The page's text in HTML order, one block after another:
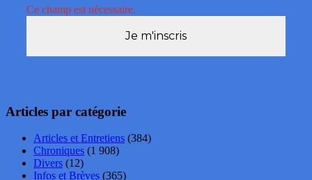
Ce champ est nécessaire.
Articles par catégorie
Articles et Entretiens (384)
Chroniques (1 908)
Divers (12)
Infos et Brèves (365)